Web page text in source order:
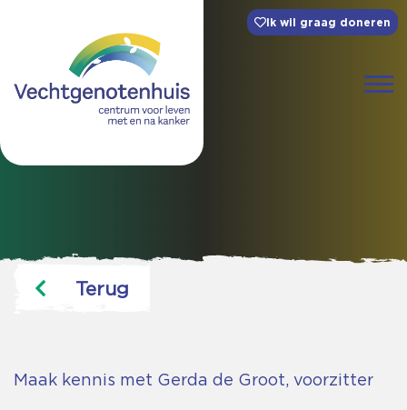
Ik wil graag doneren
Terug
Maak kennis met Gerda de Groot, voorzitter